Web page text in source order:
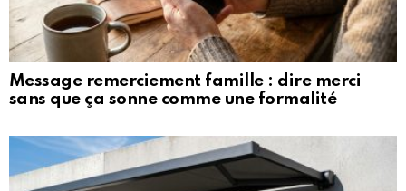
Message remerciement famille : dire merci
sans que ça sonne comme une formalité